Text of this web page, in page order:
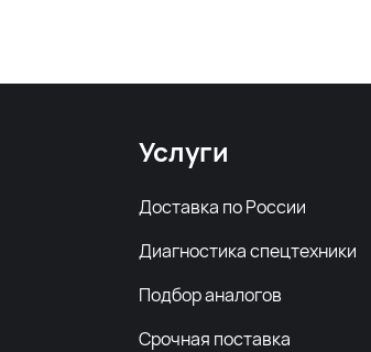
Услуги
Доставка по России
Диагностика спецтехники
Подбор аналогов
Срочная поставка